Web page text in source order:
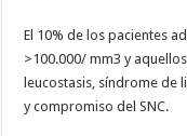
El 10% de los pacientes
>100.000/ mm3 y
leucos­tasis, síndrome de
y compro­miso del SNC.